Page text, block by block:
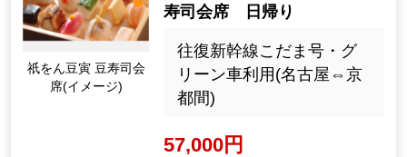
祇をん豆寅 豆寿司会
席(イメージ)
寿司会席 日帰り
往復新幹線こだま号・グ
リーン車利用(名古屋⇔京
都間)
57,000円